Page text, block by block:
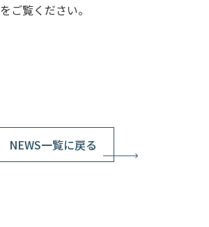
をご覧ください。
NEWS一覧に戻る